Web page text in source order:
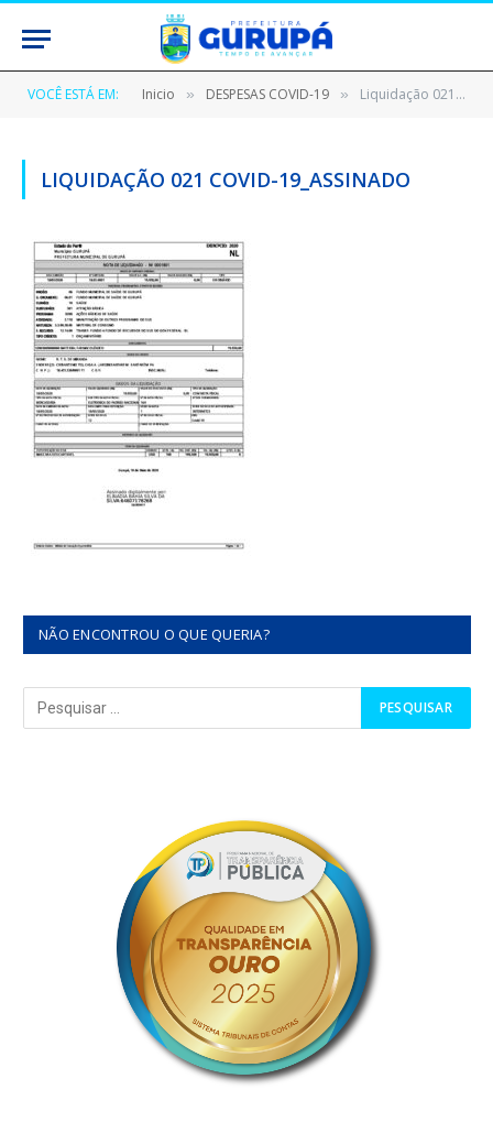
VOCÊ ESTÁ EM: Inicio » DESPESAS COVID-19 » Liquidação 021 Covid-19_assinado
LIQUIDAÇÃO 021 COVID-19_ASSINADO
NÃO ENCONTROU O QUE QUERIA?